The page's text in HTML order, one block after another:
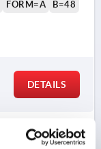
FORM=A
B=48
DETAILS